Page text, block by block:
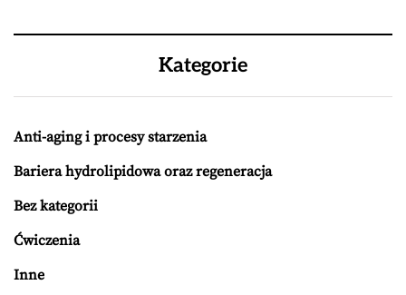
Kategorie
Anti-aging i procesy starzenia
Bariera hydrolipidowa oraz regeneracja
Bez kategorii
Ćwiczenia
Inne